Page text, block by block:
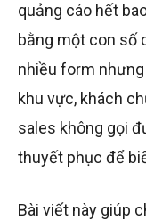
quảng cáo hết
bằng một con số
nhiều form
khu vực, khách
sales không gọi
thuyết phục để
Bài viết này giúp